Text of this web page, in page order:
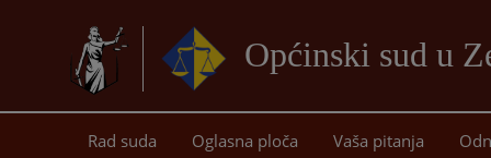
Općinski sud u
Rad suda Oglasna ploča Vaša pitanja